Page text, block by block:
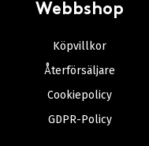
Webbshop
Köpvillkor
Återförsäljare
Cookiepolicy
GDPR-Policy